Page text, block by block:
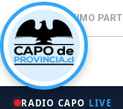
PRÓXIMO
RADIO CAPO LIVE